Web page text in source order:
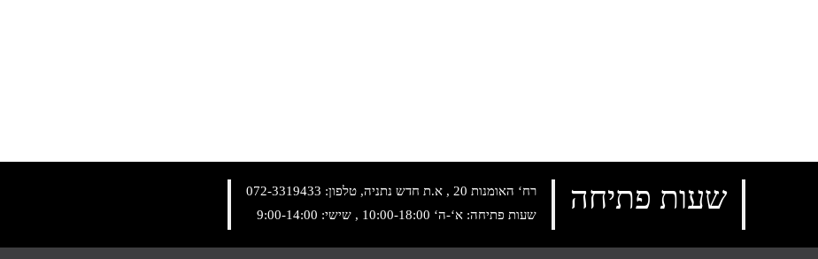
רח‘ האומנות 20 , א.ת חדש נתניה, טלפון:
072-3319433
שעות פתיחה: א‘-ה‘ 10:00-18:00 , שישי: 9:00-14:00
שעות פתיחה